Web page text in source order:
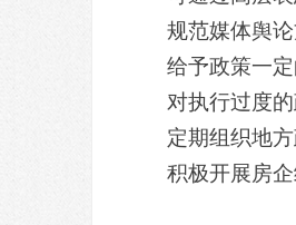
规范媒体舆
给予政策一
对执行过度
定期组织地
积极开展房